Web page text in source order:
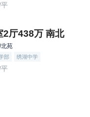
2厅438万 南北
苑
部 绣湖中学